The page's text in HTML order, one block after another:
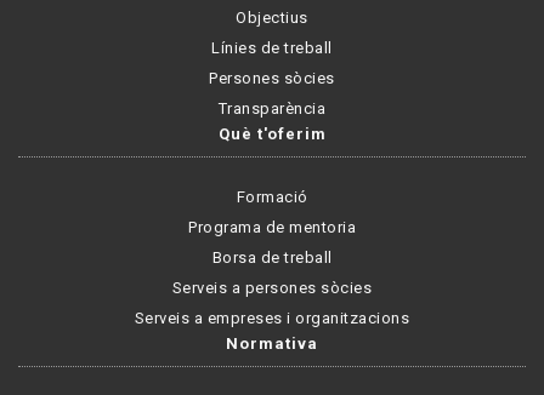
Objectius
Línies de treball
Persones sòcies
Transparència
Què t'oferim
Formació
Programa de mentoria
Borsa de treball
Serveis a persones sòcies
Serveis a empreses i organitzacions
Normativa